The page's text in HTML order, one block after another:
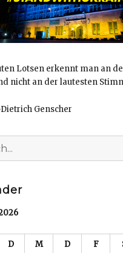
Lotsen erkennt man an
nicht an der lautesten
Genscher
D M D F